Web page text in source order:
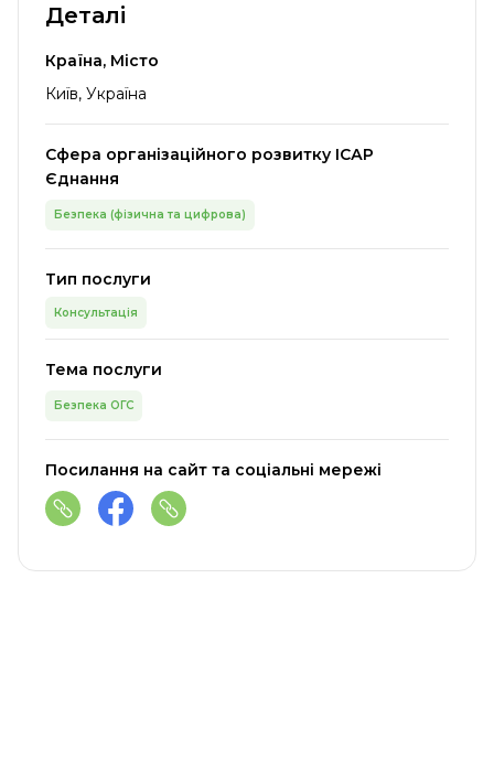
Деталі
Країна, Місто
Київ, Україна
Сфера організаційного розвитку ІСАР
Єднання
Безпека (фізична та цифрова)
Тип послуги
Консультація
Тема послуги
Безпека ОГС
Посилання на сайт та соціальні мережі